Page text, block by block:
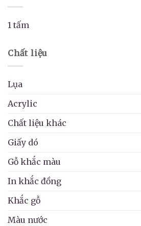
1 tấm
Chất liệu
Lụa
Acrylic
Chất liệu khác
Giấy dó
Gỗ khắc màu
In khắc đồng
Khắc gỗ
Màu nước